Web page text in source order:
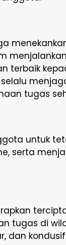
terbaik
tugas
untuk
serta
tugas di
dan